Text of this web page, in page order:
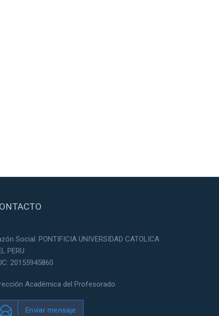
Social: PONTIFICIA UNIVERSIDAD CATOLICA
PERU
20155945860
Académica del Profesorado
Enviar mensaje